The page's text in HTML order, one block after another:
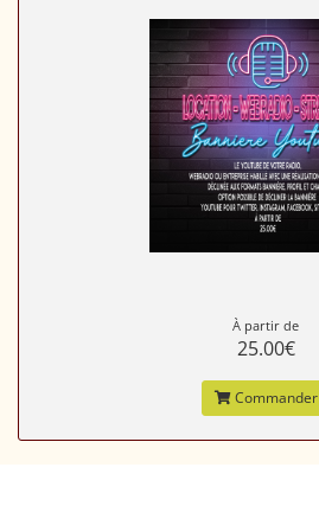
À partir de
25.00€
Commander